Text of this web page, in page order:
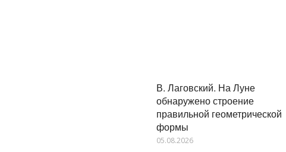
В. Лаговский. На Луне
обнаружено строение
правильной геометрической
формы
05.08.2026